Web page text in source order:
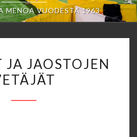
MENOA VUODESTA 1963
JA
JAOSTOJEN
JA JAOSTOJEN